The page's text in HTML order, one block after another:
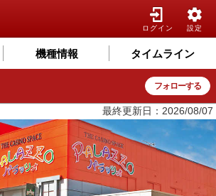
ログイン 設定
機種情報 タイムライン
フォローする
最終更新日：2026/08/07